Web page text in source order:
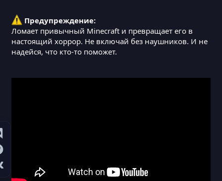
Предупреждение:
Ломает привычный Minecraft и превращает его в
настоящий хоррор. Не включай без наушников. И не
надейся, что кто-то поможет.